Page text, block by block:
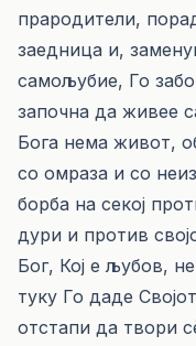
прародители,
заедница и,
самољубие, Го
започна да живее
Бога нема живот,
со омраза и со
борба на секој
дури и против
Бог, Кој е љубов,
туку Го даде
отстапи да твори